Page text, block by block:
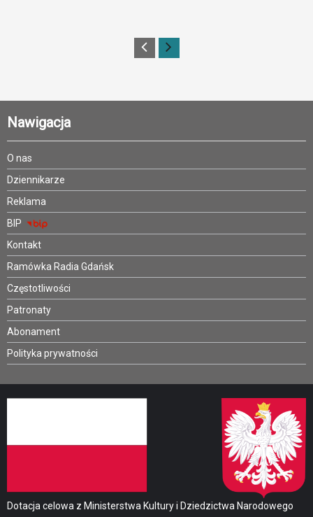
Nawigacja
O nas
Dziennikarze
Reklama
BIP
Kontakt
Ramówka Radia Gdańsk
Częstotliwości
Patronaty
Abonament
Polityka prywatności
Dotacja celowa z Ministerstwa Kultury i Dziedzictwa Narodowego